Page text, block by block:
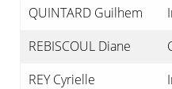
QUINTARD Guilhem
REBISCOUL Diane
REY Cyrielle